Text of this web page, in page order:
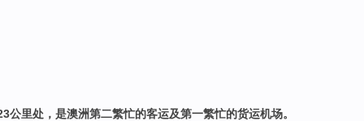
里处，是澳洲第二繁忙的客运及第一繁忙的货运机场。